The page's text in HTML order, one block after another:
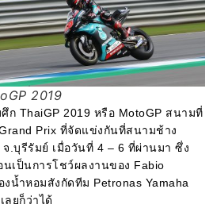
2019
ก ThaiGP 2019 หรือ MotoGP สนามที่
Prix ที่จัดแข่งกันที่สนามช้าง
.บุรีรัมย์ เมื่อวันที่ 4 – 6 ที่ผ่านมา ซึ่ง
เป็นการโชว์ผลงานของ Fabio
น้ำหอมสังกัดทีม Petronas Yamaha
ลยก็ว่าได้